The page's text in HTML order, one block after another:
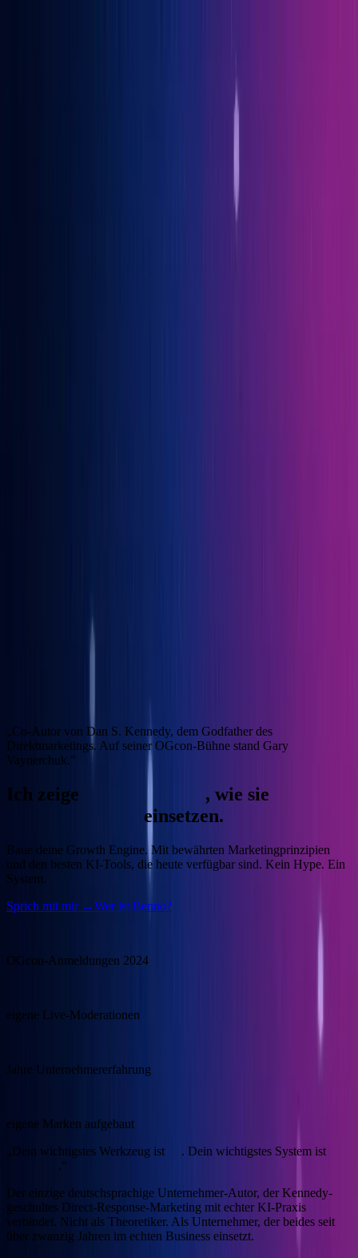
„Co-Autor von Dan S. Kennedy, dem Godfather des
Direktmarketings. Auf seiner OGcon-Bühne stand Gary
Vaynerchuk."
Ich zeige , wie sie
einsetzen.
Baue deine Growth Engine.Mit bewährten Marketingprinzipien
und den besten KI-Tools, die heute verfügbar sind. Kein Hype. Ein
System.
Sprich mit mir →Wer ist Benno?
OGcon-Anmeldungen 2024
eigene Live-Moderationen
Jahre Unternehmererfahrung
eigene Marken aufgebaut
„Dein wichtigstes Werkzeug ist
. Dein wichtigstes System ist
.“
Der einzige deutschsprachige Unternehmer-Autor, der Kennedy-
geschultes Direct-Response-Marketing mit echter KI-Praxis
verbindet. Nicht als Theoretiker. Als Unternehmer, der beides seit
über zwanzig Jahren im echten Business einsetzt.